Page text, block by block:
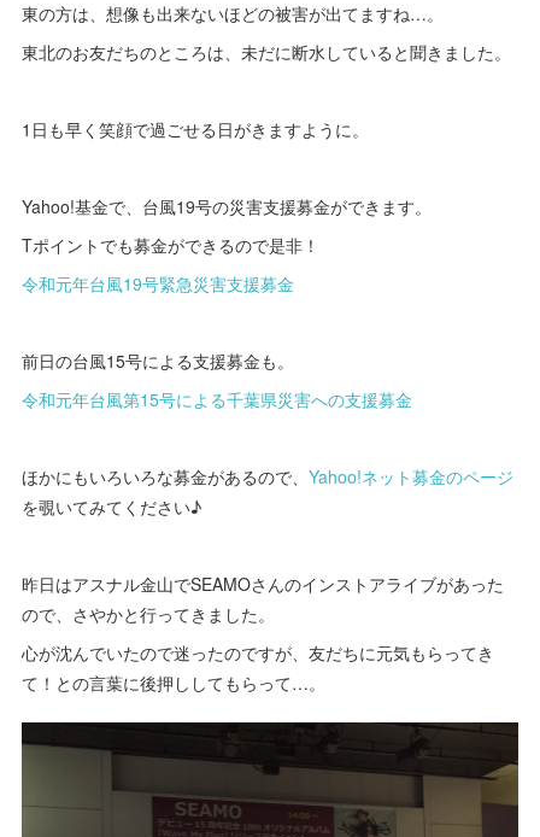
東の方は、想像も出来ないほどの被害が出てますね…。
東北のお友だちのところは、未だに断水していると聞きました。
1日も早く笑顔で過ごせる日がきますように。
Yahoo!基金で、台風19号の災害支援募金ができます。
Tポイントでも募金ができるので是非！
令和元年台風19号緊急災害支援募金
前日の台風15号による支援募金も。
令和元年台風第15号による千葉県災害への支援募金
ほかにもいろいろな募金があるので、Yahoo!ネット募金のページ
を覗いてみてください♪
昨日はアスナル金山でSEAMOさんのインストアライブがあった
ので、さやかと行ってきました。
心が沈んでいたので迷ったのですが、友だちに元気もらってき
て！との言葉に後押ししてもらって…。